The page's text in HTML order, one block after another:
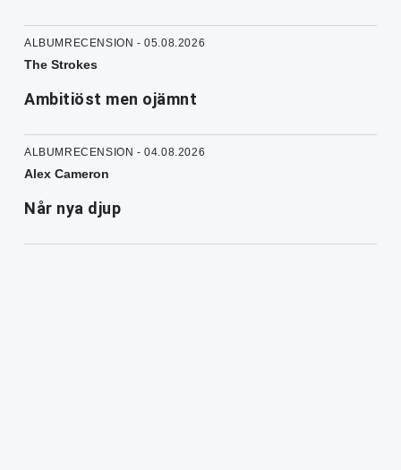
ALBUMRECENSION - 05.08.2026
The Strokes
Ambitiöst men ojämnt
ALBUMRECENSION - 04.08.2026
Alex Cameron
Når nya djup